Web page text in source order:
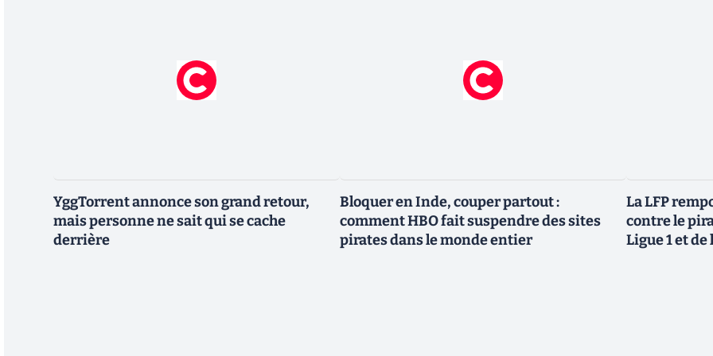
YggTorrent annonce son grand retour,
mais personne ne sait qui se cache
derrière
Bloquer en Inde, couper partout :
comment HBO fait suspendre des sites
pirates dans le monde entier
La LFP
contre le
Ligue 1 et de